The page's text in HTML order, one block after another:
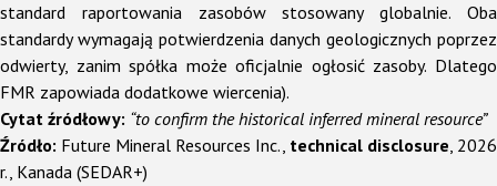
standard raportowania zasobów stosowany globalnie. Oba
standardy wymagają potwierdzenia danych geologicznych poprzez
odwierty, zanim spółka może oficjalnie ogłosić zasoby. Dlatego
FMR zapowiada dodatkowe wiercenia).
Cytat źródłowy: “to confirm the historical inferred mineral resource”
Źródło: Future Mineral Resources Inc., technical disclosure, 2026
r., Kanada (SEDAR+)